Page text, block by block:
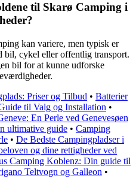
til Skarø Camping i
kan variere, men typisk er
bil, cykel eller offentlig transport.
bil for at kunne udforske
Priser og Tilbud • Batterier
til Valg og Installation •
En Perle ved Genevesøen
ultimative guide • Camping
• De Bedste Campingpladser i
og dine rettigheder ved
Camping Koblenz: Din guide til
Teltvogn og Galleon •